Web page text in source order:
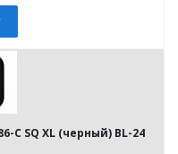
C SQ XL (черный) BL-24